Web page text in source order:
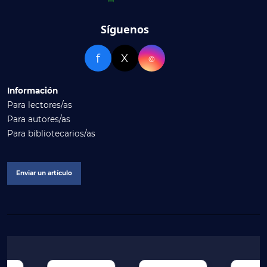
Síguenos
f X ⌾
Información
Para lectores/as
Para autores/as
Para bibliotecarios/as
Enviar un artículo